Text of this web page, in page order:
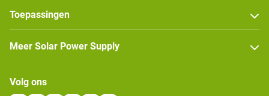
Toepassingen
Meer Solar Power Supply
Volg ons